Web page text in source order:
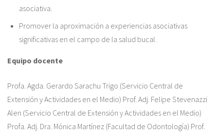
asociativa.
Promover la aproximación a experiencias asociativas
significativas en el campo de la salud bucal.
Equipo docente
Profa. Agda. Gerardo Sarachu Trigo (Servicio Central de
Extensión y Actividades en el Medio) Prof. Adj. Felipe Stevenazzi
Alen (Servicio Central de Extensión y Actividades en el Medio)
Profa. Adj. Dra. Mónica Martínez (Facultad de Odontología) Prof.